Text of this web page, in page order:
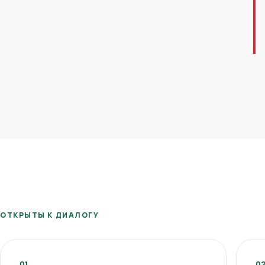
ОТКРЫТЫ К ДИАЛОГУ